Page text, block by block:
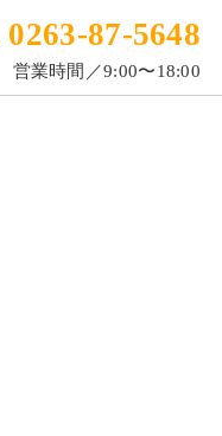
0263-87-5648
営業時間／9:00〜18:00